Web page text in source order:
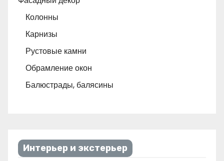
Колонны
Карнизы
Рустовые камни
Обрамление окон
Балюстрады, балясины
Интерьер и экстерьер